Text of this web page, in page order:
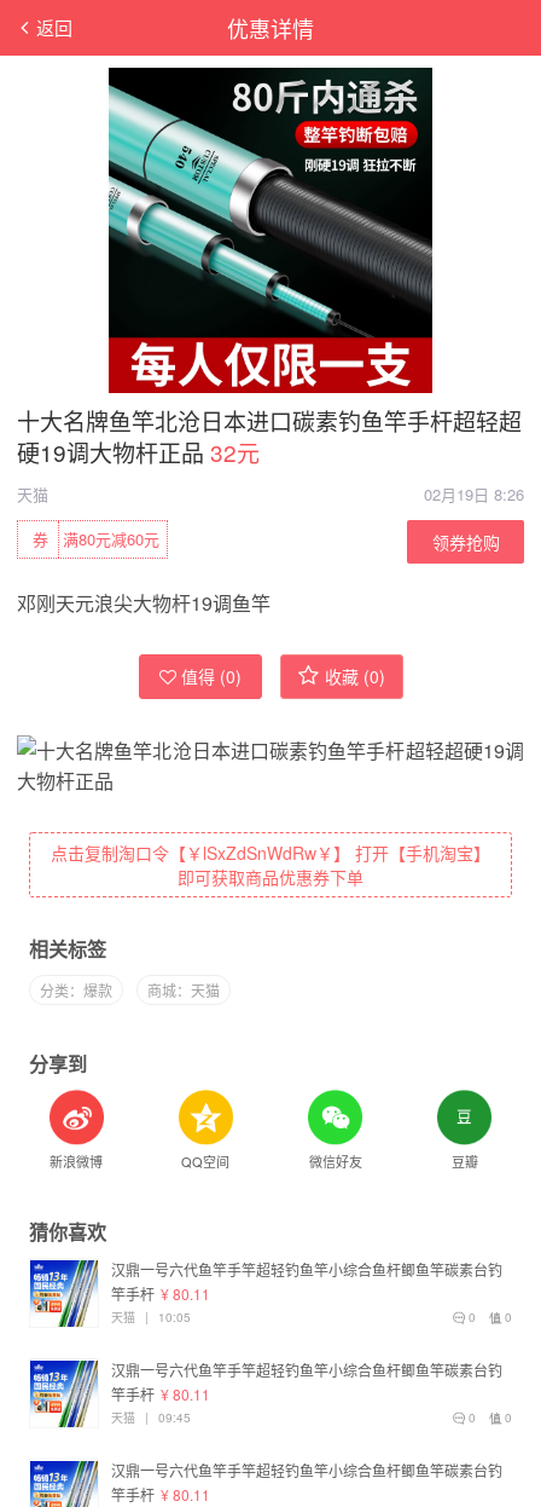
优惠详情
返回
十大名牌鱼竿北沧日本进口碳素钓鱼竿手杆超轻超
硬19调大物杆正品 32元
天猫
02月19日 8:26
满80元减60元
券 领券抢购
邓刚天元浪尖大物杆19调鱼竿
值得 (0) 收藏 (0)
点击复制淘口令【￥lSxZdSnWdRw￥】 打开【手机淘宝】
即可获取商品优惠券下单
相关标签
分类：爆款 商城：天猫
分享到
新浪微博 QQ空间 微信好友 豆瓣
猜你喜欢
汉鼎一号六代鱼竿手竿超轻钓鱼竿小综合鱼杆鲫鱼竿碳素台钓
竿手杆 ¥ 80.11
0
0
天猫 | 10:05
汉鼎一号六代鱼竿手竿超轻钓鱼竿小综合鱼杆鲫鱼竿碳素台钓
竿手杆 ¥ 80.11
0
0
天猫 | 09:45
汉鼎一号六代鱼竿手竿超轻钓鱼竿小综合鱼杆鲫鱼竿碳素台钓
竿手杆 ¥ 80.11